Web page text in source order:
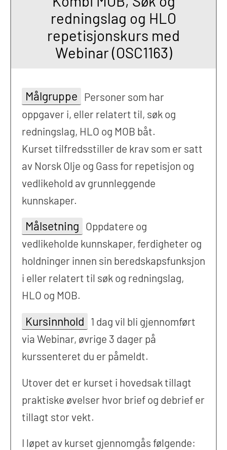
redningslag og HLO
repetisjonskurs med
Webinar (OSC1163)
Målgruppe Personer som har
oppgaver i, eller relatert til, søk og
redningslag, HLO og MOB båt.
Kurset tilfredsstiller de krav som er satt
av Norsk Olje og Gass for repetisjon og
vedlikehold av grunnleggende
kunnskaper.
Målsetning Oppdatere og
vedlikeholde kunnskaper, ferdigheter og
holdninger innen sin beredskapsfunksjon
i eller relatert til søk og redningslag,
HLO og MOB.
Kursinnhold 1 dag vil bli gjennomført
via Webinar, øvrige 3 dager på
kurssenteret du er påmeldt.
Utover det er kurset i hovedsak tillagt
praktiske øvelser hvor brief og debrief er
tillagt stor vekt.
I løpet av kurset gjennomgås følgende: